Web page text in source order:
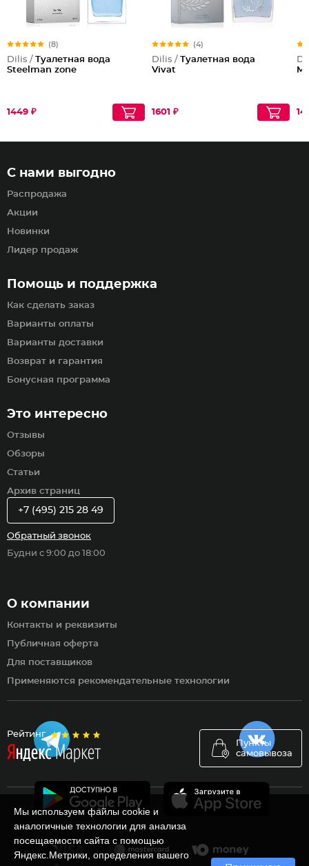
(8)
Dilis / Туалетная вода
Steelman zone
1449 ₽
(4)
Dilis / Туалетная вода
Vivat
1601 ₽
Рейтинг
Пункты
самовывоза
Помощь и поддержка
Как сделать заказ
Варианты оплаты
Варианты доставки
Возврат и гарантия
Бонусная программа
С нами выгодно
Распродажа
Акции
Новинки
Лидер продаж
Это интересно
Отзывы
Обзоры
Статьи
Архив страниц
О компании
Контакты и реквизиты
Публичная оферта
Для поставщиков
Применяются рекомендательные технологии
+7 (495) 215 28 49
Обратный звонок
Будни с 9:00 до 18:00
Мы используем файлы cookie и
аналогичные технологии для анализа
посещаемости сайта с помощью
Яндекс.Метрики, определения вашего